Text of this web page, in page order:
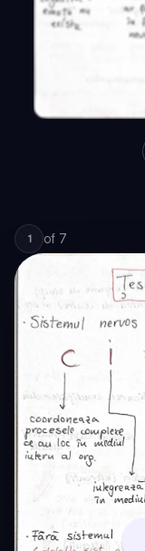
1 of 7